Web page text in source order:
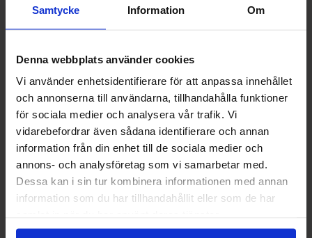
Samtycke Information Om
Denna webbplats använder cookies
Vi använder enhetsidentifierare för att anpassa innehållet
och annonserna till användarna, tillhandahålla funktioner
för sociala medier och analysera vår trafik. Vi
vidarebefordrar även sådana identifierare och annan
information från din enhet till de sociala medier och
annons- och analysföretag som vi samarbetar med.
Dessa kan i sin tur kombinera informationen med annan
information som du har tillhandahållit eller som de har
Löpare Tomtar
79 kr 39.50 kr
Køb
Pappersmuggar Jul 8-pack
49 kr 24.50 kr
Køb